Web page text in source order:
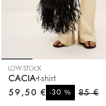
LOW STOCK
CACIA t-shirt
85 €
-30%
59,50 €